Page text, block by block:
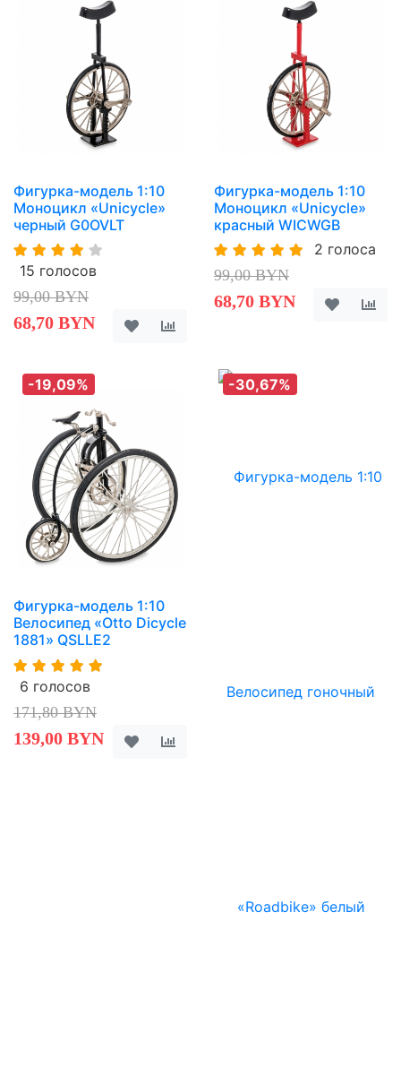
Фигурка-модель 1:10
Моноцикл «Unicycle»
черный G0OVLT
15 голосов
99,00 BYN
68,70 BYN
Фигурка-модель 1:10
Моноцикл «Unicycle»
красный WICWGB
2 голоса
99,00 BYN
68,70 BYN
-19,09%
Фигурка-модель 1:10
Велосипед «Otto Dicycle
1881» QSLLE2
6 голосов
171,80 BYN
139,00 BYN
-30,67%